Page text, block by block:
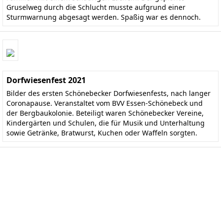
Gruselweg durch die Schlucht musste aufgrund einer
Sturmwarnung abgesagt werden. Spaßig war es dennoch.
Dorfwiesenfest 2021
Bilder des ersten Schönebecker Dorfwiesenfests, nach langer
Coronapause. Veranstaltet vom BVV Essen-Schönebeck und
der Bergbaukolonie. Beteiligt waren Schönebecker Vereine,
Kindergärten und Schulen, die für Musik und Unterhaltung
sowie Getränke, Bratwurst, Kuchen oder Waffeln sorgten.